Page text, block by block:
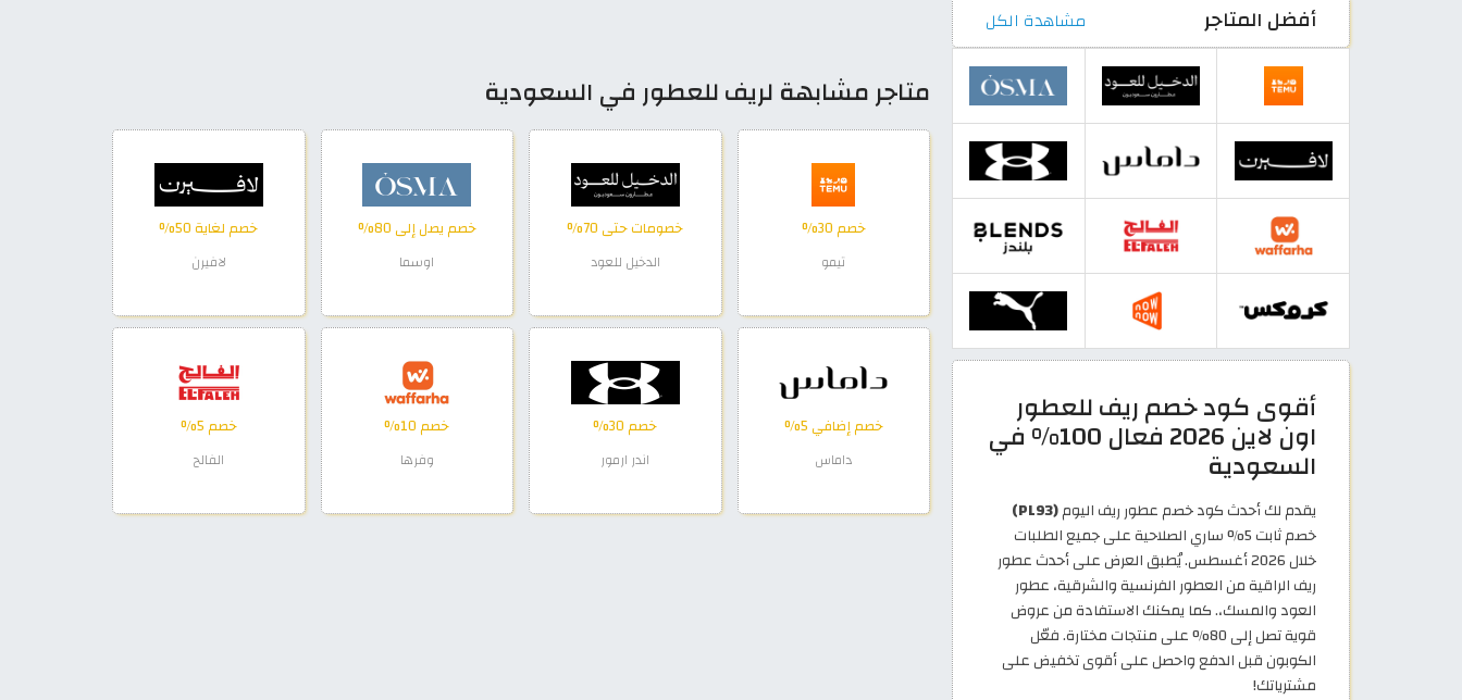
متاجر مشابهة لريف للعطور في السعودية
خصم 30%
تيمو
خصومات حتى 70%
الدخيل للعود
خصم يصل إلى 80%
اوسما
خصم لغاية 50%
لافيرن
خصم إضافي 5%
داماس
خصم 30%
اندر ارمور
خصم 10%
وفرها
خصم 5%
الفالح
أفضل المتاجر مشاهدة الكل
أقوى كود خصم ريف للعطور
اون لاين 2026 فعال 100% في
السعودية
يقدم لك أحدث كود خصم عطور ريف اليوم(PL93)
خصم ثابت 5% ساري الصلاحية على جميع الطلبات
خلال 2026 أغسطس. يُطبق العرض على أحدث عطور
ريف الراقية من العطور الفرنسية والشرقية، عطور
العود والمسك،. كما يمكنك الاستفادة من عروض
قوية تصل إلى 80% على منتجات مختارة. فعّل
الكوبون قبل الدفع واحصل على أقوى تخفيض على
مشترياتك!